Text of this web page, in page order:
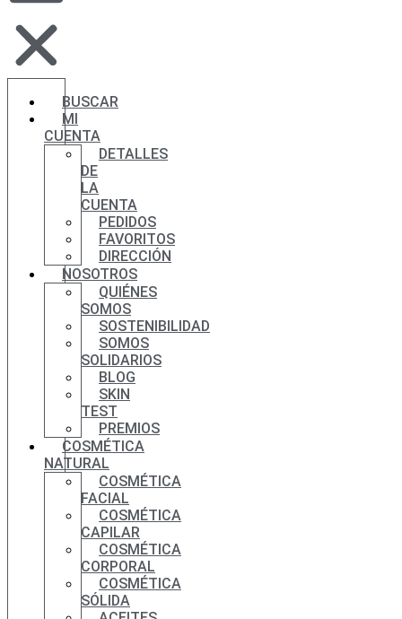
BUSCAR
MI
CUENTA
DETALLES
DE
LA
CUENTA
PEDIDOS
FAVORITOS
DIRECCIÓN
NOSOTROS
QUIÉNES
SOMOS
SOSTENIBILIDAD
SOMOS
SOLIDARIOS
BLOG
SKIN
TEST
PREMIOS
COSMÉTICA
NATURAL
COSMÉTICA
FACIAL
COSMÉTICA
CAPILAR
COSMÉTICA
CORPORAL
COSMÉTICA
SÓLIDA